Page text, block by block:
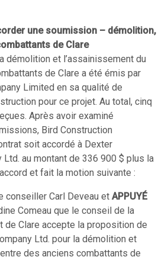
une soumission – démolition,
de Clare
démolition et l’assainissement du
de Clare a été émis par
Limited en sa qualité de
pour ce projet. Au total, cinq
Après avoir examiné
Bird Construction
soit accordé à Dexter
Ltd. au montant de 336 900 $ plus la
et fait la motion suivante :
conseiller Carl Deveau et APPUYÉ
Comeau que le conseil de la
de Clare accepte la proposition de
Ltd. pour la démolition et
des anciens combattants de